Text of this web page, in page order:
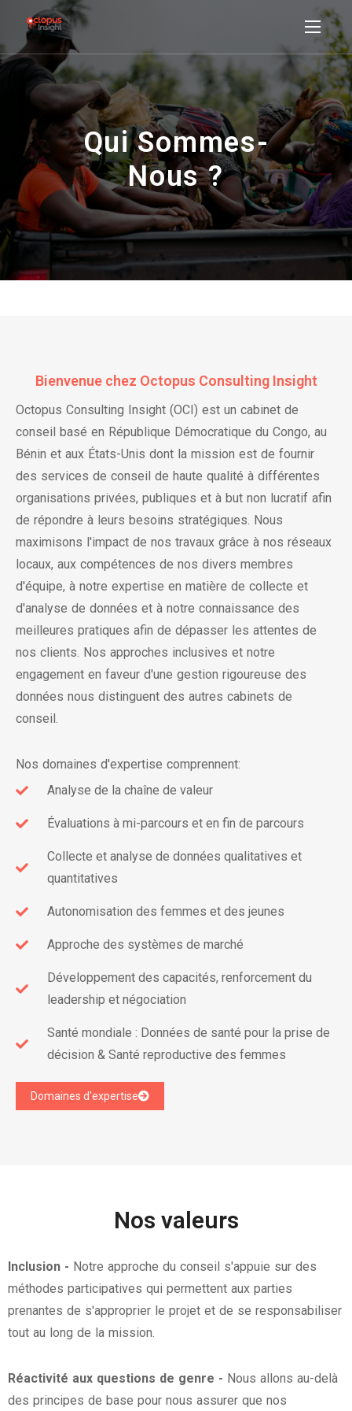
Qui Sommes-
Nous ?
Bienvenue chez Octopus Consulting Insight
Octopus Consulting Insight (OCI) est un cabinet de
conseil basé en République Démocratique du Congo, au
Bénin et aux États-Unis dont la mission est de fournir
des services de conseil de haute qualité à différentes
organisations privées, publiques et à but non lucratif afin
de répondre à leurs besoins stratégiques. Nous
maximisons l'impact de nos travaux grâce à nos réseaux
locaux, aux compétences de nos divers membres
d'équipe, à notre expertise en matière de collecte et
d'analyse de données et à notre connaissance des
meilleures pratiques afin de dépasser les attentes de
nos clients. Nos approches inclusives et notre
engagement en faveur d'une gestion rigoureuse des
données nous distinguent des autres cabinets de
conseil.
Nos domaines d'expertise comprennent:
Analyse de la chaîne de valeur
Évaluations à mi-parcours et en fin de parcours
Collecte et analyse de données qualitatives et
quantitatives
Autonomisation des femmes et des jeunes
Approche des systèmes de marché
Développement des capacités, renforcement du
leadership et négociation
Santé mondiale : Données de santé pour la prise de
décision & Santé reproductive des femmes
Domaines d'expertise
Nos valeurs
Inclusion - Notre approche du conseil s'appuie sur des
méthodes participatives qui permettent aux parties
prenantes de s'approprier le projet et de se responsabiliser
tout au long de la mission.
Réactivité aux questions de genre - Nous allons au-delà
des principes de base pour nous assurer que nos